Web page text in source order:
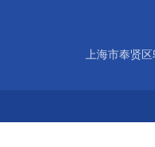
上海市奉贤